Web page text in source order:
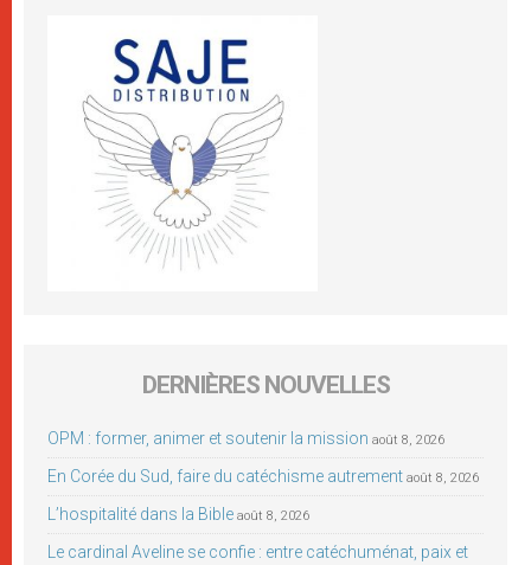
DERNIÈRES NOUVELLES
OPM : former, animer et soutenir la mission août 8, 2026
En Corée du Sud, faire du catéchisme autrement août 8, 2026
L’hospitalité dans la Bible août 8, 2026
Le cardinal Aveline se confie : entre catéchuménat, paix et